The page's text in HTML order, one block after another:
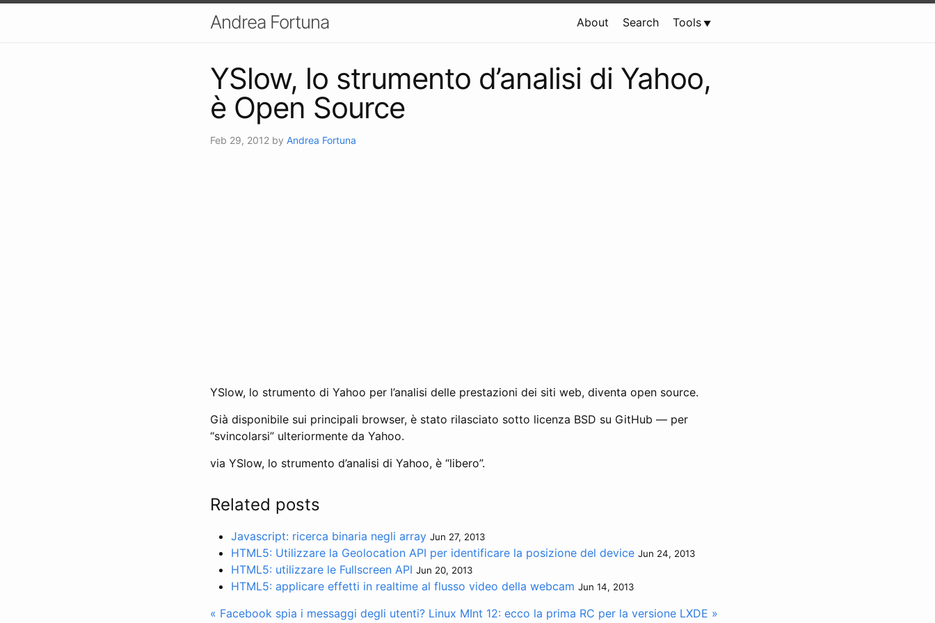
Andrea Fortuna About Search Tools
YSlow, lo strumento d’analisi di Yahoo,
è Open Source
Feb 29, 2012 by Andrea Fortuna
YSlow, lo strumento di Yahoo per l’analisi delle prestazioni dei siti web, diventa open source.
Già disponibile sui principali browser, è stato rilasciato sotto licenza BSD su GitHub — per
“svincolarsi” ulteriormente da Yahoo.
via YSlow, lo strumento d’analisi di Yahoo, è “libero”.
Related posts
Javascript: ricerca binaria negli array Jun 27, 2013
HTML5: Utilizzare la Geolocation API per identificare la posizione del device Jun 24, 2013
HTML5: utilizzare le Fullscreen API Jun 20, 2013
HTML5: applicare effetti in realtime al flusso video della webcam Jun 14, 2013
« Facebook spia i messaggi degli utenti? Linux MInt 12: ecco la prima RC per la versione LXDE »